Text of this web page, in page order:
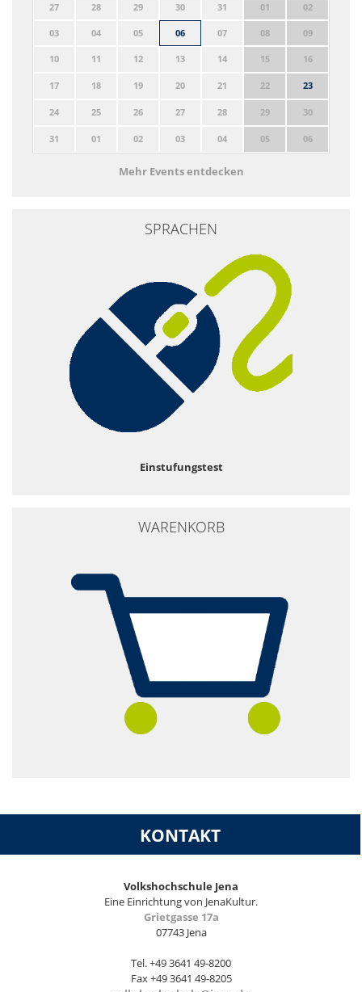
27
28 29 30 31 01 02
03 04 05 06 07 08 09
10 11 12 13 14 15 16
17 18 19 20 21 22 23
24 25 26 27 28 29 30
31 01 02 03 04 05 06
Mehr Events entdecken
SPRACHEN
Einstufungstest
WARENKORB
KONTAKT
Volkshochschule Jena
Eine Einrichtung von JenaKultur.
Grietgasse 17a
07743 Jena
Tel. +49 3641 49-8200
Fax +49 3641 49-8205